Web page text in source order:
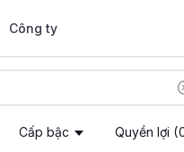
Công ty
Cấp bậc Quyền lợi